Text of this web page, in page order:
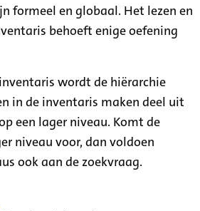
formeel en globaal. Het lezen en
behoeft enige oefening
wordt de hiërarchie
in de inventaris maken deel uit
een lager niveau. Komt de
niveau voor, dan voldoen
ook aan de zoekvraag.